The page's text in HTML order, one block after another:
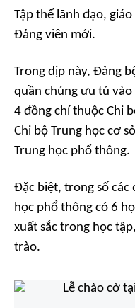
Tập thể lãnh đạo,
Đảng viên mới.
Trong dịp này, Đảng
quần chúng ưu tú vào
4 đồng chí thuộc Chi
Chi bộ Trung học cơ
Trung học phổ thông.
Đặc biệt, trong số các
học phổ thông có 6
xuất sắc trong học
trào.